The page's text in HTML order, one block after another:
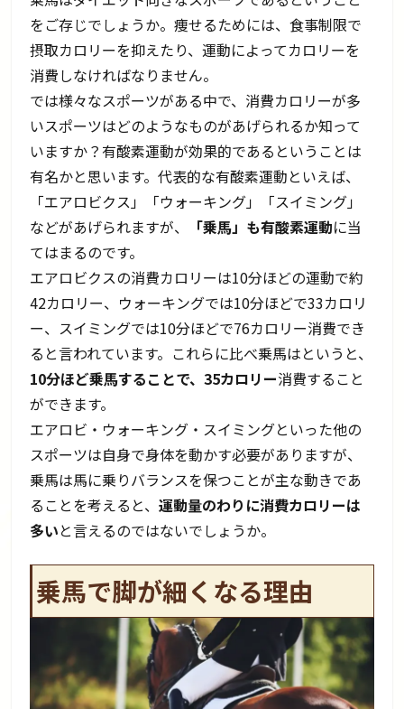
をご存じでしょうか。痩せるためには、食事制限で
摂取カロリーを抑えたり、運動によってカロリーを
消費しなければなりません。
では様々なスポーツがある中で、消費カロリーが多
いスポーツはどのようなものがあげられるか知って
いますか？有酸素運動が効果的であるということは
有名かと思います。代表的な有酸素運動といえば、
「エアロビクス」「ウォーキング」「スイミング」
などがあげられますが、
「乗馬」も有酸素運動に当
てはまるのです。
エアロビクスの消費カロリーは10分ほどの運動で約
42カロリー、ウォーキングでは10分ほどで33カロリ
ー、スイミングでは10分ほどで76カロリー消費でき
ると言われています。これらに比べ乗馬はというと、
10分ほど乗馬することで、35カロリー消費すること
ができます。
エアロビ・ウォーキング・スイミングといった他の
スポーツは自身で身体を動かす必要がありますが、
乗馬は馬に乗りバランスを保つことが主な動きであ
ることを考えると、運動量のわりに消費カロリーは
多いと言えるのではないでしょうか。
乗馬で脚が細くなる理由